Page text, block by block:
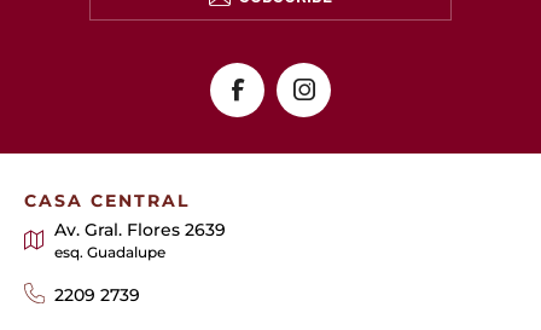
CASA CENTRAL
Av. Gral. Flores 2639
esq. Guadalupe
2209 2739